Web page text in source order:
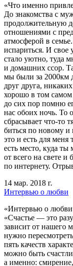
«Что именно
До знакомства с
продолжительную
отношениями с
атмосферой в
испариться. И
стало уютно, туда
и домашних ссор.
мы были за 2000км
друг друга,
хорошо в том самом
до сих пор помню
нас обоих ночь. То
сбрасывает что-то
биться по новому
это и есть для меня
есть место, куда ты
от всего на свете
по интернету.
14 мар. 2018 г.
Интервью о любви
«Интервью о
«Счастье — это
зависит от нашего
нужно
пять качеств
можно быть
а именно: